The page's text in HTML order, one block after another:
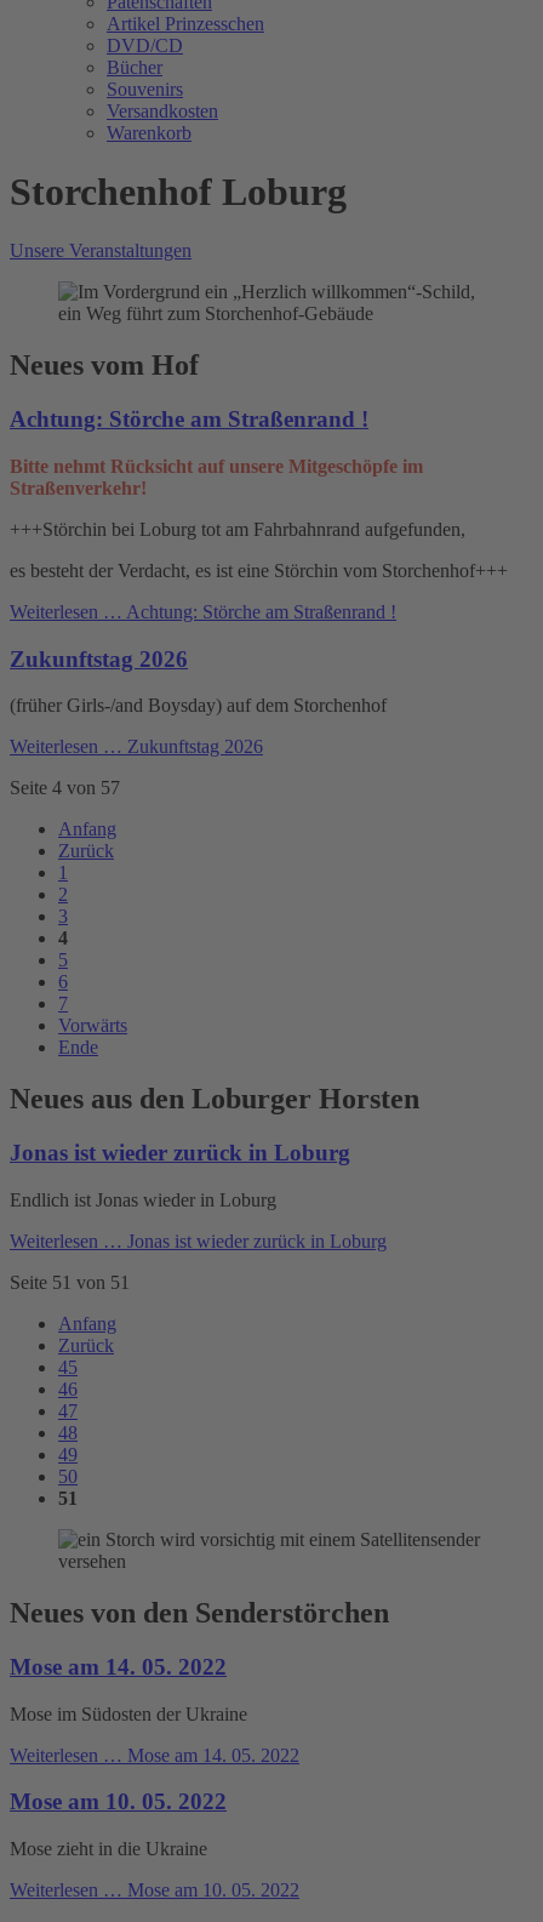
Artikel Prinzesschen
DVD/CD
Bücher
Souvenirs
Versandkosten
Warenkorb
Storchenhof Loburg
Unsere Veranstaltungen
Neues vom Hof
Achtung: Störche am Straßenrand !
Bitte nehmt Rücksicht auf unsere Mitgeschöpfe im
Straßenverkehr!
+++Störchin bei Loburg tot am Fahrbahnrand aufgefunden,
es besteht der Verdacht, es ist eine Störchin vom Storchenhof+++
Weiterlesen … Achtung: Störche am Straßenrand !
Zukunftstag 2026
(früher Girls-/and Boysday) auf dem Storchenhof
Weiterlesen … Zukunftstag 2026
Seite 4 von 57
Anfang
Zurück
1
2
3
4
5
6
7
Vorwärts
Ende
Neues aus den Loburger Horsten
Jonas ist wieder zurück in Loburg
Endlich ist Jonas wieder in Loburg
Weiterlesen … Jonas ist wieder zurück in Loburg
Seite 51 von 51
Anfang
Zurück
45
46
47
48
49
50
51
Neues von den Senderstörchen
Mose am 14. 05. 2022
Mose im Südosten der Ukraine
Weiterlesen … Mose am 14. 05. 2022
Mose am 10. 05. 2022
Mose zieht in die Ukraine
Weiterlesen … Mose am 10. 05. 2022